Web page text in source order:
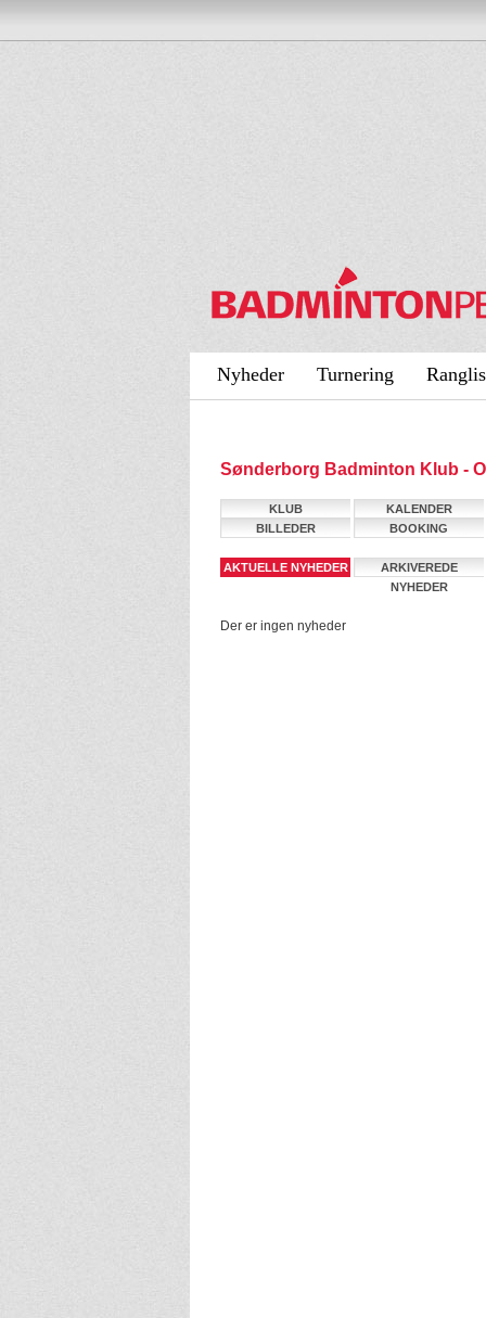
Nyheder Turnering
Sønderborg Badminton Klub -
KLUB
KALENDER
BILLEDER
BOOKING
AKTUELLE NYHEDER
ARKIVEREDE
NYHEDER
Der er ingen nyheder